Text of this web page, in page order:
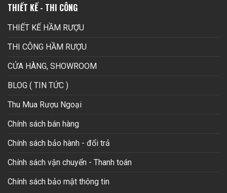
THIẾT KẾ - THI CÔNG
THIẾT KẾ HẦM RƯỢU
THI CÔNG HẦM RƯỢU
CỬA HÀNG, SHOWROOM
BLOG ( TIN TỨC )
Thu Mua Rượu Ngoại
Chính sách bán hàng
Chính sách bảo hành - đổi trả
Chính sách vận chuyển - Thanh toán
Chính sách bảo mật thông tin